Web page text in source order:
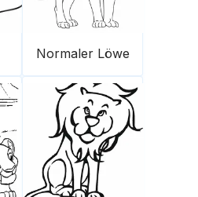
Normaler Löwe